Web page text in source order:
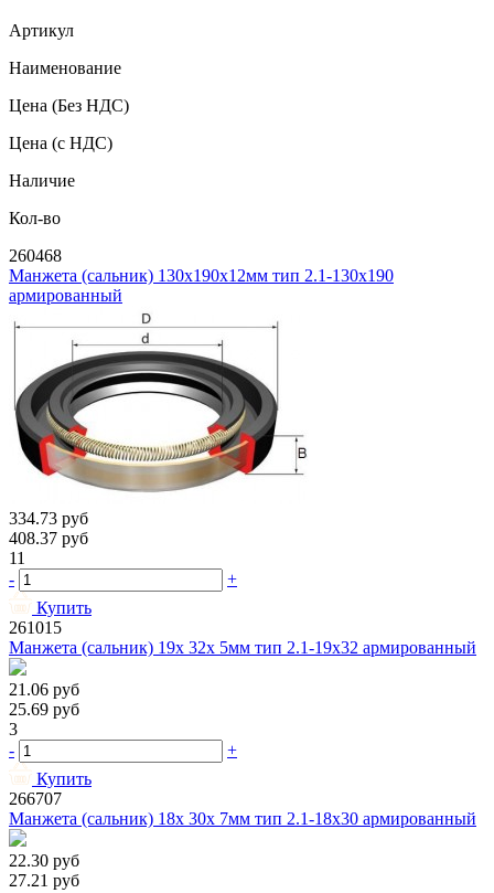
Артикул
Наименование
Цена (Без НДС)
Цена (с НДС)
Наличие
Кол-во
260468
Манжета (сальник) 130х190х12мм тип 2.1-130х190
армированный
334.73 руб
408.37 руб
11
-
+
Купить
261015
Манжета (сальник) 19х 32х 5мм тип 2.1-19х32 армированный
21.06 руб
25.69 руб
3
-
+
Купить
266707
Манжета (сальник) 18х 30х 7мм тип 2.1-18х30 армированный
22.30 руб
27.21 руб